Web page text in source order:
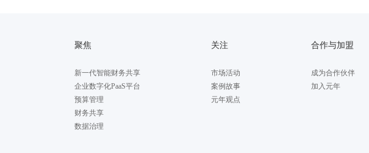
聚焦
新一代智能财务共享
企业数字化PaaS平台
预算管理
财务共享
数据治理
关注
市场活动
案例故事
元年观点
合作与加盟
成为合作伙伴
加入元年